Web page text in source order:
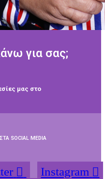
για σας;
μας στο
SOCIAL MEDIA
Instagram